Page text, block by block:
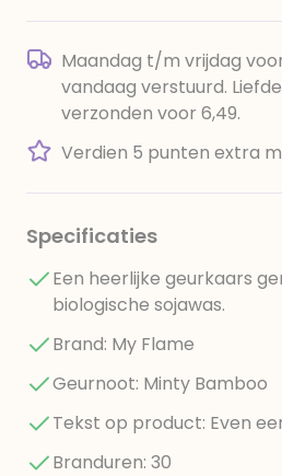
Maandag t/m vrijdag
vandaag verstuurd.
verzonden voor 6,49.
Verdien 5 punten extra
Specificaties
Een heerlijke geurkaars
biologische sojawas.
Brand: My Flame
Geurnoot: Minty Bamboo
Tekst op product: Even
Branduren: 30